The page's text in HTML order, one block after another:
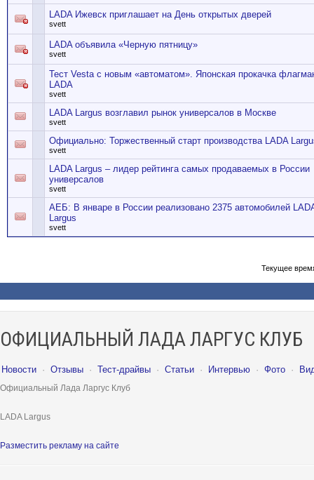
LADA Ижевск приглашает на День открытых дверей
svett
LADA объявила «Черную пятницу»
svett
Тест Vesta с новым «автоматом». Японская прокачка
LADA
svett
LADA Largus возглавил рынок универсалов в Москве
svett
Официально: Торжественный старт производства LADA
svett
LADA Largus – лидер рейтинга самых продаваемых в России
универсалов
svett
АЕБ: В январе в России реализовано 2375 автомобилей
Largus
svett
Текущее
ОФИЦИАЛЬНЫЙ ЛАДА ЛАРГУС КЛУБ
Новости · Отзывы · Тест-драйвы · Статьи · Интервью · Фото ·
Официальный Лада Ларгус Клуб
LADA Largus
Разместить рекламу на сайте